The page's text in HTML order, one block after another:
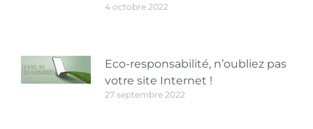
4 octobre 2022
Eco-responsabilité, n’oubliez pas
votre site Internet !
27 septembre 2022